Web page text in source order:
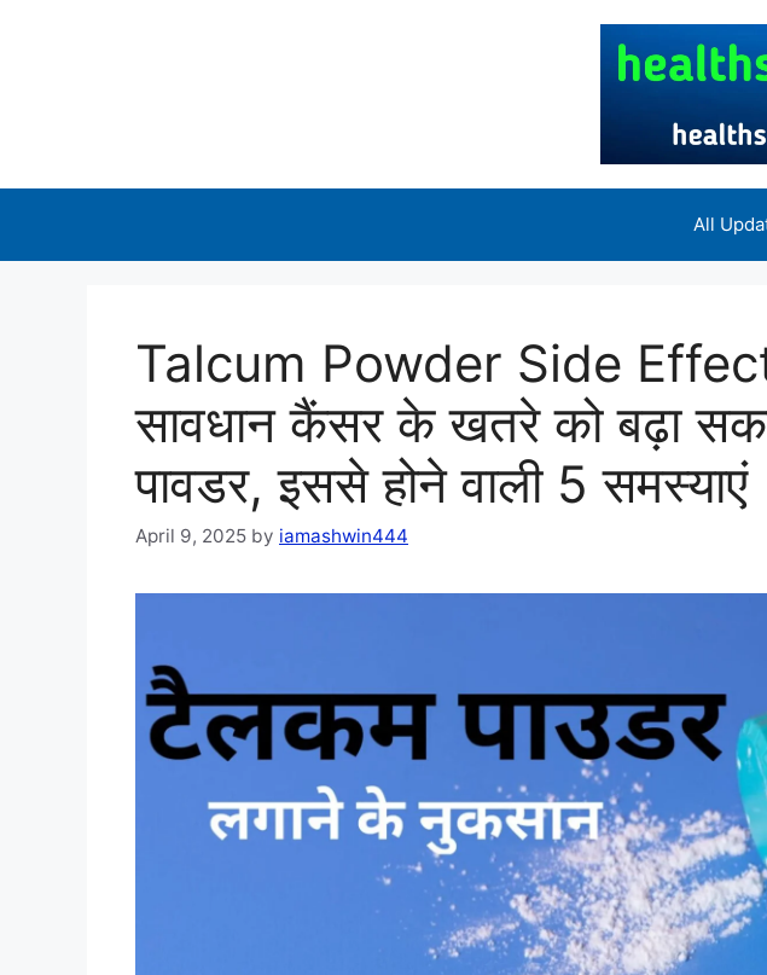
All
Talcum Powder Side
सावधान कैंसर के खतरे को बढ़ा
पावडर, इससे होने वाली 5 समस्याएं
April 9, 2025 by iamashwin444